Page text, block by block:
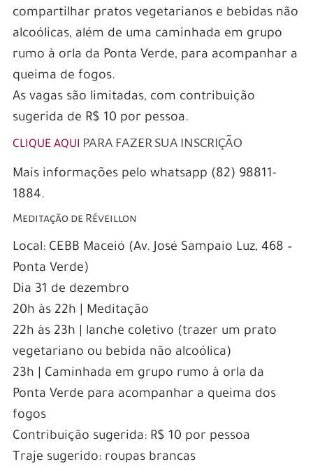
compartilhar pratos vegetarianos e bebidas não
alcoólicas, além de uma caminhada em grupo
rumo à orla da Ponta Verde, para acompanhar a
queima de fogos.
As vagas são limitadas, com contribuição
sugerida de R$ 10 por pessoa.
CLIQUE AQUI PARA FAZER SUA INSCRIÇÃO
Mais informações pelo whatsapp (82) 98811-
1884.
Meditação de Réveillon
Local: CEBB Maceió (Av. José Sampaio Luz, 468 –
Ponta Verde)
Dia 31 de dezembro
20h às 22h | Meditação
22h às 23h | lanche coletivo (trazer um prato
vegetariano ou bebida não alcoólica)
23h | Caminhada em grupo rumo à orla da
Ponta Verde para acompanhar a queima dos
fogos
Contribuição sugerida: R$ 10 por pessoa
Traje sugerido: roupas brancas